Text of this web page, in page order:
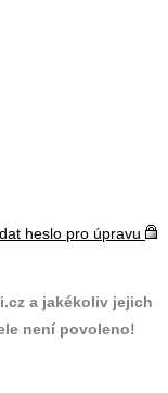
heslo pro úpravu
a jakékoliv jejich
není povoleno!